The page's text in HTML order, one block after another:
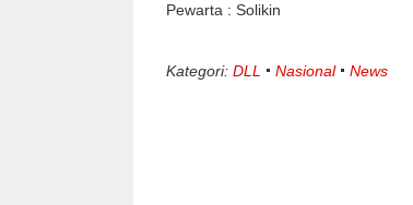
Pewarta : Solikin
Kategori: DLL Nasional News